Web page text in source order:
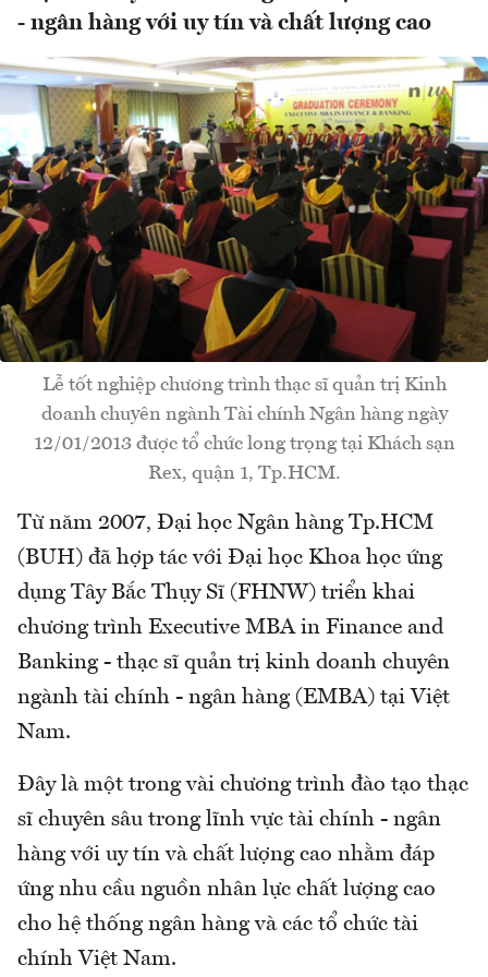
- ngân hàng với uy tín và chất lượng cao
Lễ tốt nghiệp chương trình thạc sĩ quản trị Kinh
doanh chuyên ngành Tài chính Ngân hàng ngày
12/01/2013 được tổ chức long trọng tại Khách sạn
Rex, quận 1, Tp.HCM.
Từ năm 2007, Đại học Ngân hàng Tp.HCM
(BUH) đã hợp tác với Đại học Khoa học ứng
dụng Tây Bắc Thụy Sĩ (FHNW) triển khai
chương trình Executive MBA in Finance and
Banking - thạc sĩ quản trị kinh doanh chuyên
ngành tài chính - ngân hàng (EMBA) tại Việt
Nam.
Đây là một trong vài chương trình đào tạo thạc
sĩ chuyên sâu trong lĩnh vực tài chính - ngân
hàng với uy tín và chất lượng cao nhằm đáp
ứng nhu cầu nguồn nhân lực chất lượng cao
cho hệ thống ngân hàng và các tổ chức tài
chính Việt Nam.